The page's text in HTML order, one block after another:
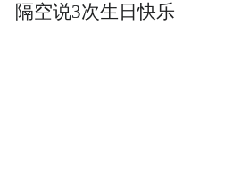
隔空说3次生日快乐